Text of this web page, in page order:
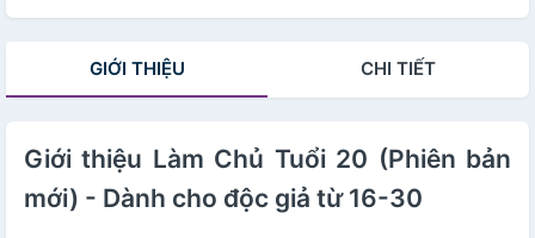
GIỚI THIỆU CHI TIẾT
Giới thiệu Làm Chủ Tuổi 20 (Phiên bản
mới) - Dành cho độc giả từ 16-30